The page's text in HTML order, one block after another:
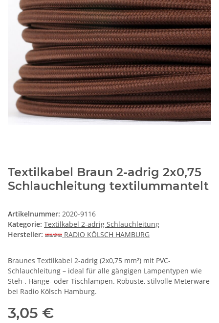
Textilkabel Braun 2-adrig 2x0,75
Schlauchleitung textilummantelt
Artikelnummer: 2020-9116
Kategorie: Textilkabel 2-adrig Schlauchleitung
Hersteller:
RADIO KÖLSCH HAMBURG
Braunes Textilkabel 2-adrig (2x0,75 mm²) mit PVC-
Schlauchleitung – ideal für alle gängigen Lampentypen wie
Steh-, Hänge- oder Tischlampen. Robuste, stilvolle Meterware
bei Radio Kölsch Hamburg.
3,05 €